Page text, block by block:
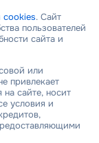
cookies. Сайт
пользователей
сайта и
или
привлекает
сайте, носит
условия и